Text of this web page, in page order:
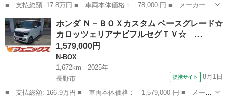
■ 支払総額: 17.8万円 ■ 車両本体価格： 78,000 円 ■ メーカー
名： ホンダ ■ 車種名： ライフ ■ グレード名： Ｇ ナビ Ｃ
Ｄ ＦＭ ＡＭ タイミングベルト交換済 ＡＴ・エアコン・パワー
ウィンドウ・Ｗ...
山梨 笛吹市 ライフ
ホンダ Ｎ－ＢＯＸカスタム ベースグレード☆
カロッツェリアナビフルセグＴＶ☆ …
1,579,000円
N-BOX
1,672km
2025年
長野市
提携サイト 8月1日
■ 支払総額: 166.9万円 ■ 車両本体価格： 1,579,000 円 ■ メーカ